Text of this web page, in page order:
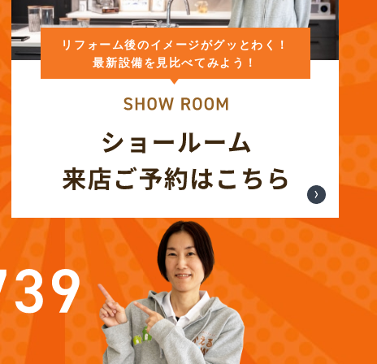
リフォーム後のイメージがグッとわく！
最新設備を見比べてみよう！